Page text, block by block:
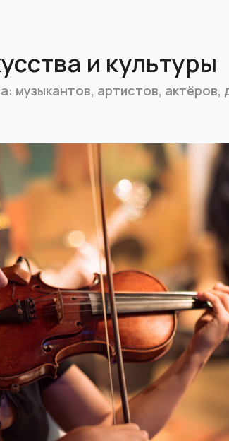
и культуры
музыкантов, артистов, актёров,